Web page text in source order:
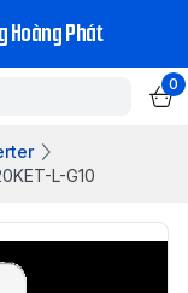
Hoàng Phát
0
L-G10